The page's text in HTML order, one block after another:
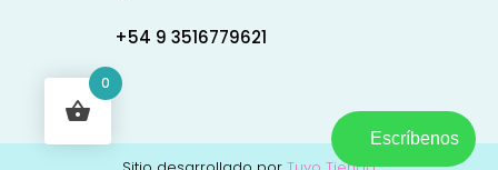
+54 9 3516779621
Escríbenos
0